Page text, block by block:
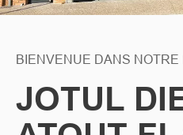
BIENVENUE DANS NOTRE
JOTUL